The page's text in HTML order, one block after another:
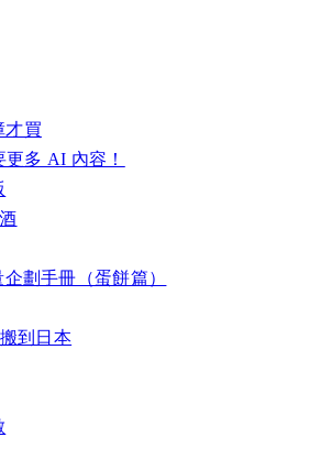
才買
多 AI 內容！
劃手冊（蛋餅篇）
到日本